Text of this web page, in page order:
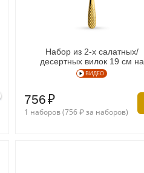
Набор из 2-х салатных/
десертных вилок 19 см на
блистере WL‑999237/2B
ВИДЕО
756₽
1 наборов (756₽за наборов)